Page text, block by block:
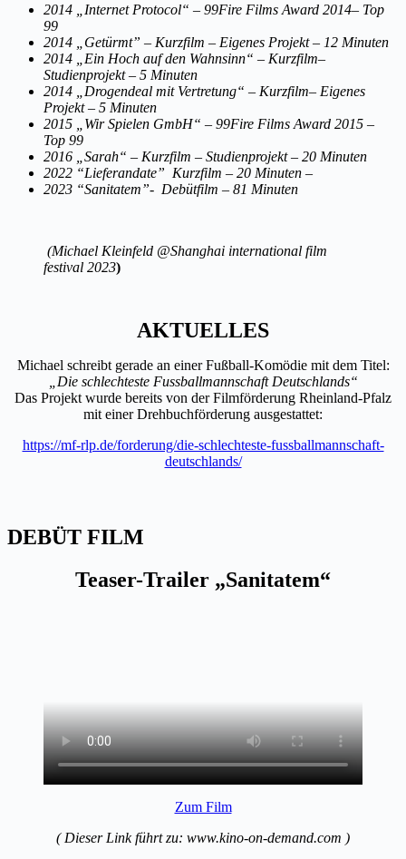
2014 „Internet Protocol“ – 99Fire Films Award 2014– Top
99
2014 „Getürmt” – Kurzfilm – Eigenes Projekt – 12 Minuten
2014 „Ein Hoch auf den Wahnsinn“ – Kurzfilm–
Studienprojekt – 5 Minuten
2014 „Drogendeal mit Vertretung“ – Kurzfilm– Eigenes
Projekt – 5 Minuten
2015 „Wir Spielen GmbH“ – 99Fire Films Award 2015 –
Top 99
2016 „Sarah“ – Kurzfilm – Studienprojekt – 20 Minuten
2022 “Lieferandate” Kurzfilm – 20 Minuten –
2023 “Sanitatem”- Debütfilm – 81 Minuten
(Michael Kleinfeld @Shanghai international film
festival 2023)
AKTUELLES
Michael schreibt gerade an einer Fußball-Komödie mit dem Titel:
„Die schlechteste Fussballmannschaft Deutschlands“
Das Projekt wurde bereits von der Filmförderung Rheinland-Pfalz
mit einer Drehbuchförderung ausgestattet:
https://mf-rlp.de/forderung/die-schlechteste-fussballmannschaft-
deutschlands/
DEBÜT FILM
Teaser-Trailer „Sanitatem“
Zum Film
( Dieser Link führt zu: www.kino-on-demand.com )